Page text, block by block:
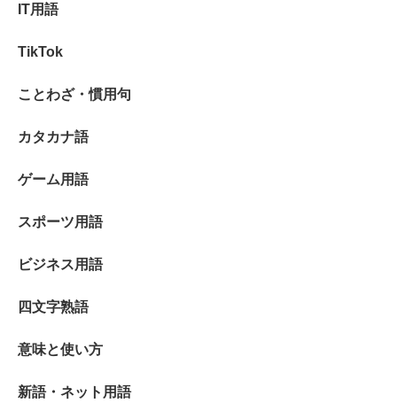
IT用語
TikTok
ことわざ・慣用句
カタカナ語
ゲーム用語
スポーツ用語
ビジネス用語
四文字熟語
意味と使い方
新語・ネット用語